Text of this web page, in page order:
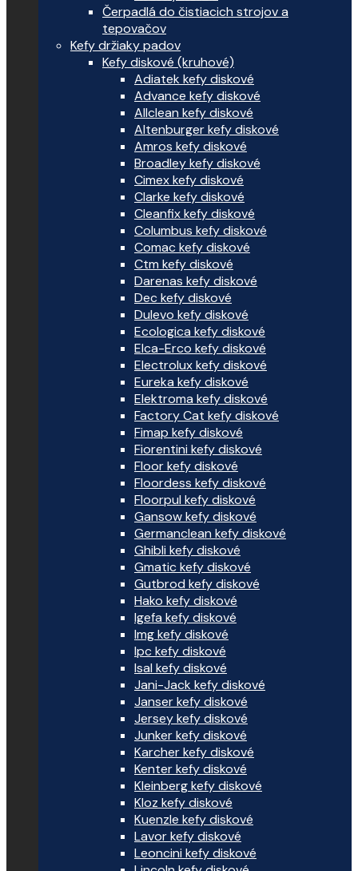
Čerpadlá do čistiacich strojov a
tepovačov
Kefy držiaky padov
Kefy diskové (kruhové)
Adiatek kefy diskové
Advance kefy diskové
Allclean kefy diskové
Altenburger kefy diskové
Amros kefy diskové
Broadley kefy diskové
Cimex kefy diskové
Clarke kefy diskové
Cleanfix kefy diskové
Columbus kefy diskové
Comac kefy diskové
Ctm kefy diskové
Darenas kefy diskové
Dec kefy diskové
Dulevo kefy diskové
Ecologica kefy diskové
Elca-Erco kefy diskové
Electrolux kefy diskové
Eureka kefy diskové
Elektroma kefy diskové
Factory Cat kefy diskové
Fimap kefy diskové
Fiorentini kefy diskové
Floor kefy diskové
Floordess kefy diskové
Floorpul kefy diskové
Gansow kefy diskové
Germanclean kefy diskové
Ghibli kefy diskové
Gmatic kefy diskové
Gutbrod kefy diskové
Hako kefy diskové
Igefa kefy diskové
Img kefy diskové
Ipc kefy diskové
Isal kefy diskové
Jani-Jack kefy diskové
Janser kefy diskové
Jersey kefy diskové
Junker kefy diskové
Karcher kefy diskové
Kenter kefy diskové
Kleinberg kefy diskové
Kloz kefy diskové
Kuenzle kefy diskové
Lavor kefy diskové
Leoncini kefy diskové